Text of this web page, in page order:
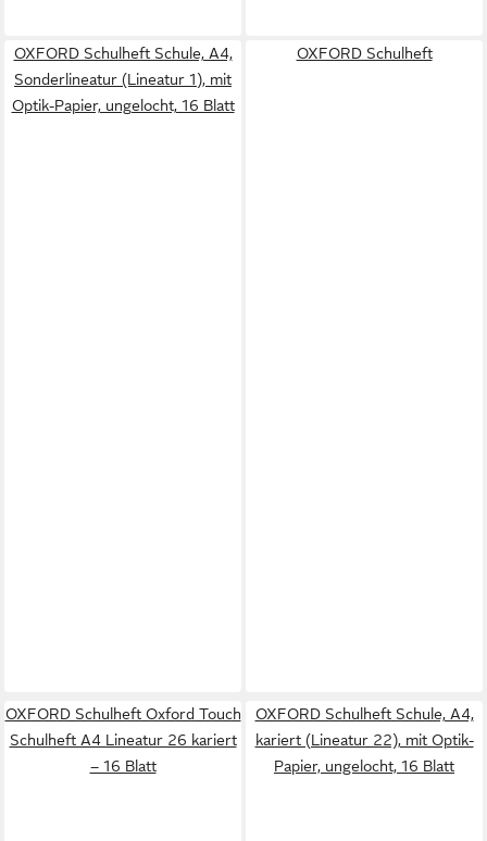
OXFORD Schulheft Schule, A4,
Sonderlineatur (Lineatur 1), mit
Optik-Papier, ungelocht, 16 Blatt
OXFORD Schulheft
OXFORD Schulheft Oxford Touch
Schulheft A4 Lineatur 26 kariert
– 16 Blatt
OXFORD Schulheft Schule, A4,
kariert (Lineatur 22), mit Optik-
Papier, ungelocht, 16 Blatt